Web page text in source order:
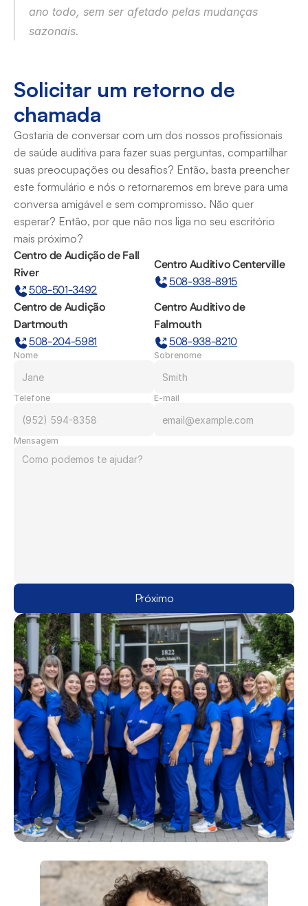
ano todo, sem ser afetado pelas mudanças
sazonais.
Solicitar um retorno de
chamada
Gostaria de conversar com um dos nossos profissionais
de saúde auditiva para fazer suas perguntas, compartilhar
suas preocupações ou desafios? Então, basta preencher
este formulário e nós o retornaremos em breve para uma
conversa amigável e sem compromisso. Não quer
esperar? Então, por que não nos liga no seu escritório
mais próximo?
Centro de Audição de Fall
River
508-501-3492
Centro Auditivo Centerville
508-938-8915
Centro de Audição
Dartmouth
508-204-5981
Centro Auditivo de
Falmouth
508-938-8210
Nome Sobrenome
Telefone E-mail
Mensagem
Próximo